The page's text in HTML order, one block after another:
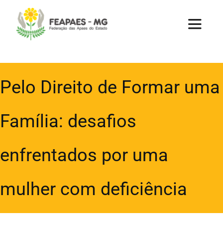
Toggle
Pelo Direito de Formar uma
Família: desafios
enfrentados por uma
mulher com deficiência